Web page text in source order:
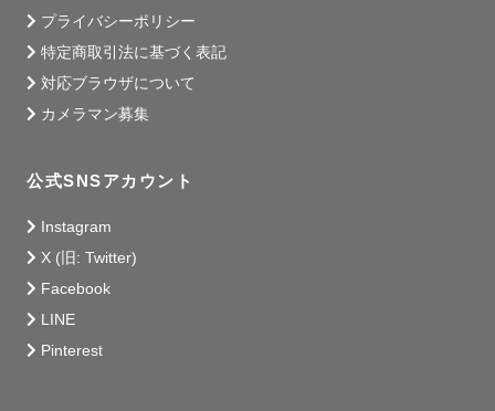
プライバシーポリシー
特定商取引法に基づく表記
対応ブラウザについて
カメラマン募集
公式SNSアカウント
Instagram
X (旧: Twitter)
Facebook
LINE
Pinterest